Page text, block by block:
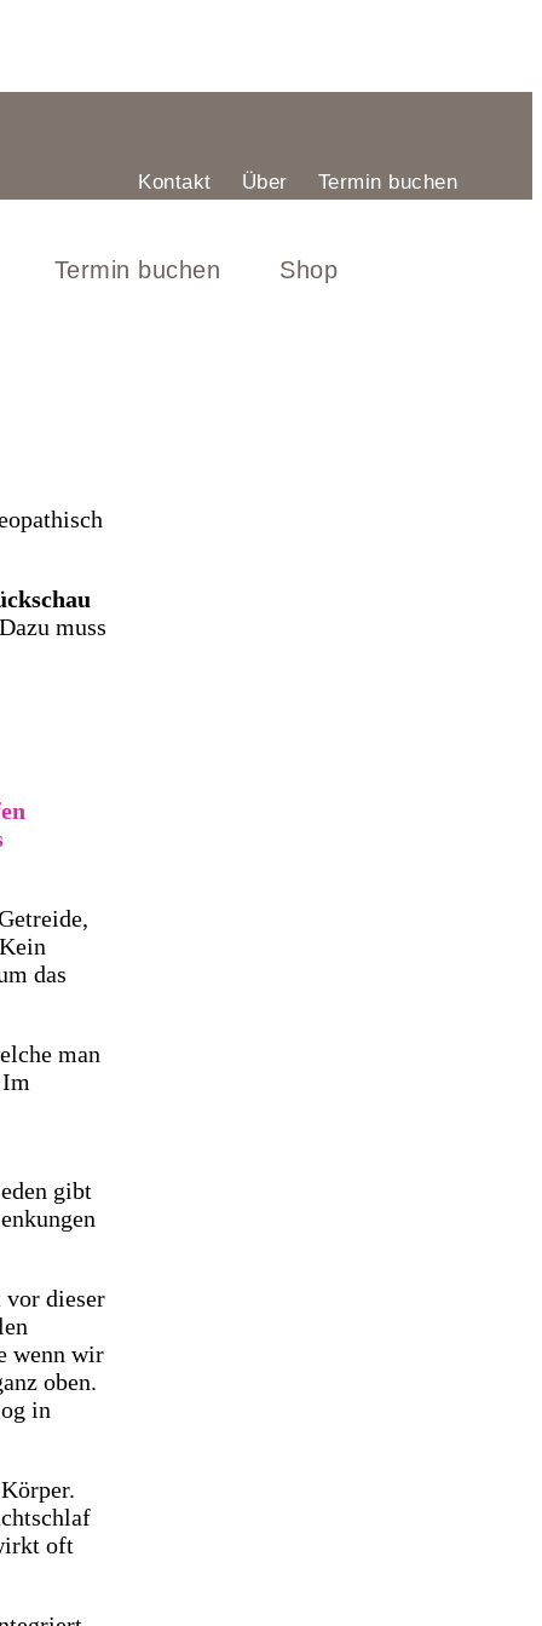
Kontakt Über Termin buchen
Termin buchen Shop
muss
das
man
gibt
vor dieser
wenn wir
oben.
in
oft